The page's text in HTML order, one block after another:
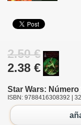
2.50 €
2.38 €
Star Wars: Número
ISBN: 9788416308392 |